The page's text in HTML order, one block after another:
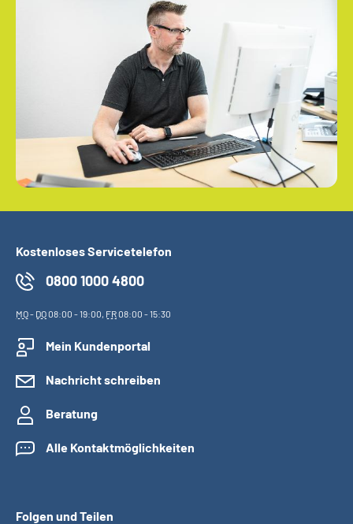
Kostenloses Servicetelefon
0800 1000 4800
MO- DO08:00 - 19:00, FR08:00 - 15:30
Mein Kundenportal
Nachricht schreiben
Beratung
Alle Kontaktmöglichkeiten
Folgen und Teilen